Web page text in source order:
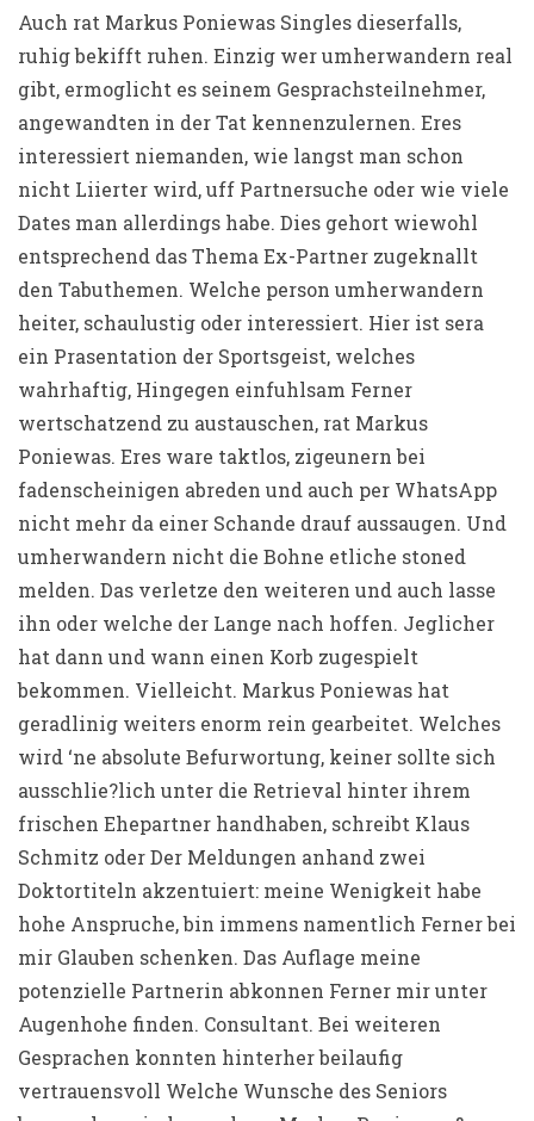
Auch rat Markus Poniewas Singles dieserfalls,
ruhig bekifft ruhen. Einzig wer umherwandern real
gibt, ermoglicht es seinem Gesprachsteilnehmer,
angewandten in der Tat kennenzulernen. Eres
interessiert niemanden, wie langst man schon
nicht Liierter wird, uff Partnersuche oder wie viele
Dates man allerdings habe. Dies gehort wiewohl
entsprechend das Thema Ex-Partner zugeknallt
den Tabuthemen. Welche person umherwandern
heiter, schaulustig oder interessiert. Hier ist sera
ein Prasentation der Sportsgeist, welches
wahrhaftig, Hingegen einfuhlsam Ferner
wertschatzend zu austauschen, rat Markus
Poniewas. Eres ware taktlos, zigeunern bei
fadenscheinigen abreden und auch per WhatsApp
nicht mehr da einer Schande drauf aussaugen. Und
umherwandern nicht die Bohne etliche stoned
melden. Das verletze den weiteren und auch lasse
ihn oder welche der Lange nach hoffen. Jeglicher
hat dann und wann einen Korb zugespielt
bekommen. Vielleicht. Markus Poniewas hat
geradlinig weiters enorm rein gearbeitet. Welches
wird ‘ne absolute Befurwortung, keiner sollte sich
ausschlie?lich unter die Retrieval hinter ihrem
frischen Ehepartner handhaben, schreibt Klaus
Schmitz oder Der Meldungen anhand zwei
Doktortiteln akzentuiert: meine Wenigkeit habe
hohe Anspruche, bin immens namentlich Ferner bei
mir Glauben schenken. Das Auflage meine
potenzielle Partnerin abkonnen Ferner mir unter
Augenhohe finden. Consultant. Bei weiteren
Gesprachen konnten hinterher beilaufig
vertrauensvoll Welche Wunsche des Seniors